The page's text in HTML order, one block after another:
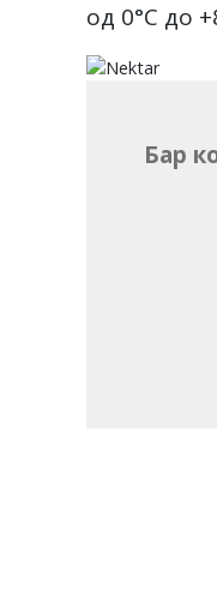
од 0°C до
Бар